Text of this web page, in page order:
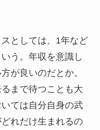
としては、1年など
う。年収を意識し
が良いのだとか。
まで待つことも大
ては自分自身の武
れだけ生まれるの